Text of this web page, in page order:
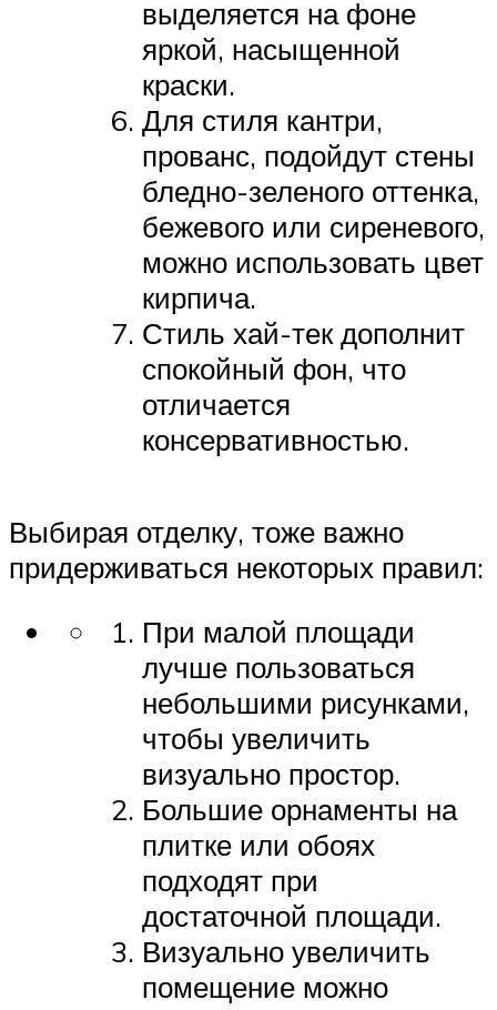
выделяется на фоне
яркой, насыщенной
краски.
Для стиля кантри,
прованс, подойдут стены
бледно-зеленого оттенка,
бежевого или сиреневого,
можно использовать цвет
кирпича.
Стиль хай-тек дополнит
спокойный фон, что
отличается
консервативностью.
Выбирая отделку, тоже важно
придерживаться некоторых правил:
При малой площади
лучше пользоваться
небольшими рисунками,
чтобы увеличить
визуально простор.
Большие орнаменты на
плитке или обоях
подходят при
достаточной площади.
Визуально увеличить
помещение можно